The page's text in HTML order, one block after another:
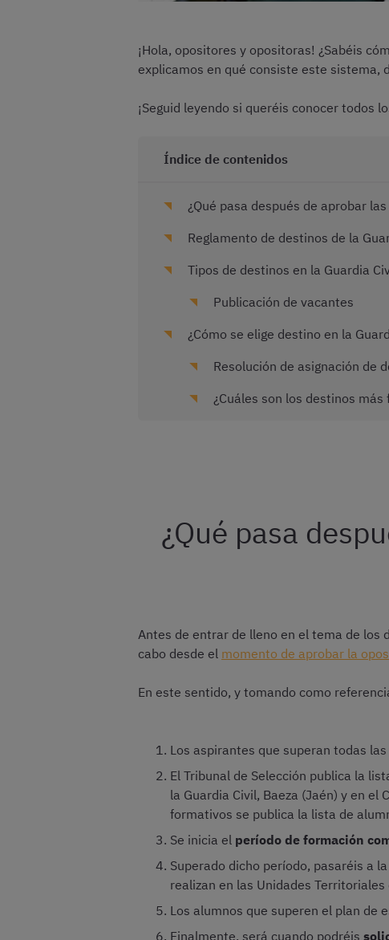
¡Hola, opositores y opositoras! ¿Sabéis
explicamos en qué consiste este sistema,
¡Seguid leyendo si queréis conocer todos
Índice de contenidos
¿Qué pasa después de aprobar
Reglamento de destinos de la
Tipos de destinos en la Guardia
Publicación de vacantes
¿Cómo se elige destino en la
Resolución de asignación de
¿Cuáles son los destinos
¿Qué pasa
Antes de entrar de lleno en el tema de los
cabo desde el momento de aprobar la
En este sentido, y tomando como
Los aspirantes que superan todas
El Tribunal de Selección publica la
la Guardia Civil, Baeza (Jaén) y en el
formativos se publica la lista de
Se inicia el período de formación
Superado dicho período, pasaréis a la
realizan en las Unidades Territoriales
Los alumnos que superen el plan de
Finalmente, será cuando podréis